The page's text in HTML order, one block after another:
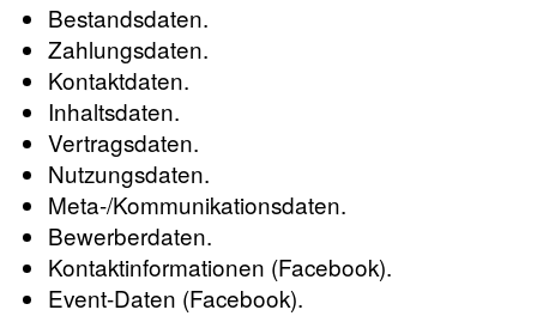
Bestandsdaten.
Zahlungsdaten.
Kontaktdaten.
Inhaltsdaten.
Vertragsdaten.
Nutzungsdaten.
Meta-/Kommunikationsdaten.
Bewerberdaten.
Kontaktinformationen (Facebook).
Event-Daten (Facebook).